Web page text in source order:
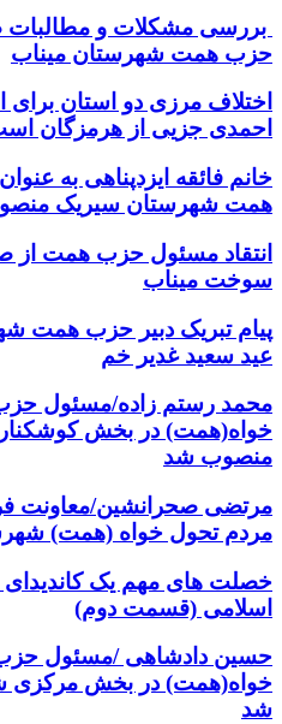
بررسی مشکلات و
حزب همت شهرستان میناب
اختلاف مرزی دو استان
احمدی جزیی از هرمزگان
خانم فائقه ایزدپناهی به
همت شهرستان سیریک
انتقاد مسئول حزب همت از
سوخت میناب
پیام تبریک دبیر حزب همت
عید سعید غدیر خم
محمد رستم زاده/مسئول
خواه(همت) در بخش
منصوب شد
مرتضی صحرانشین/معاونت
مردم تحول خواه (همت)
خصلت های مهم یک
اسلامی (قسمت دوم)
حسین دادشاهی /مسئول
خواه(همت) در بخش مرکزی
شد